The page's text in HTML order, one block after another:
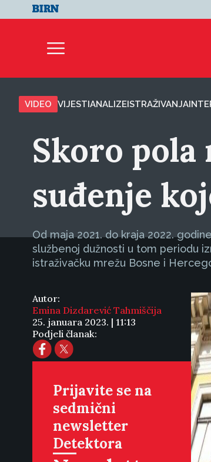
VIDEO VIJESTIANALIZEISTRAŽIVANJA
Skoro pola
suđenje
Od maja 2021. do kraja 2022.
službenoj dužnosti u tom periodu
istraživačku mrežu Bosne i
Autor:
Emina Dizdarević Tahmiščija
25. januara 2023. | 11:13
Podjeli članak:
Prijavite se na
sedmični
newsletter
Detektora